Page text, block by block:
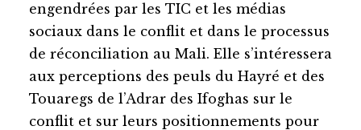
engendrées par les TIC et les médias
sociaux dans le conflit et dans le processus
de réconciliation au Mali. Elle s’intéressera
aux perceptions des peuls du Hayré et des
Touaregs de l’Adrar des Ifoghas sur le
conflit et sur leurs positionnements pour